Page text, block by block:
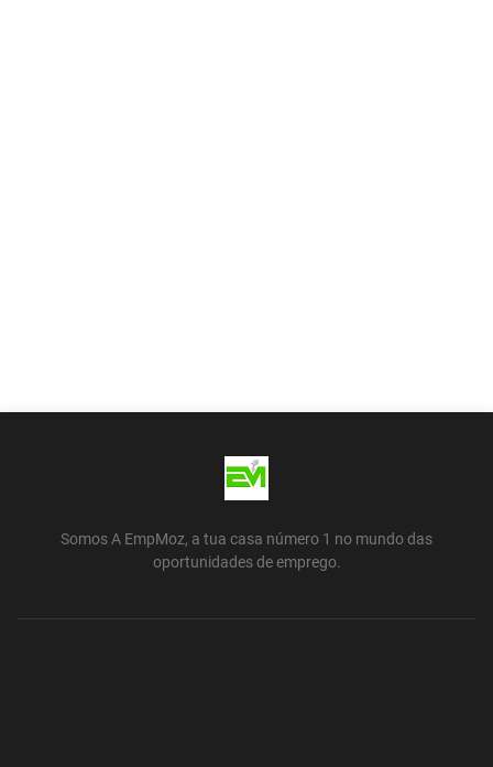
Somos A EmpMoz, a tua casa número 1 no mundo das
oportunidades de emprego.